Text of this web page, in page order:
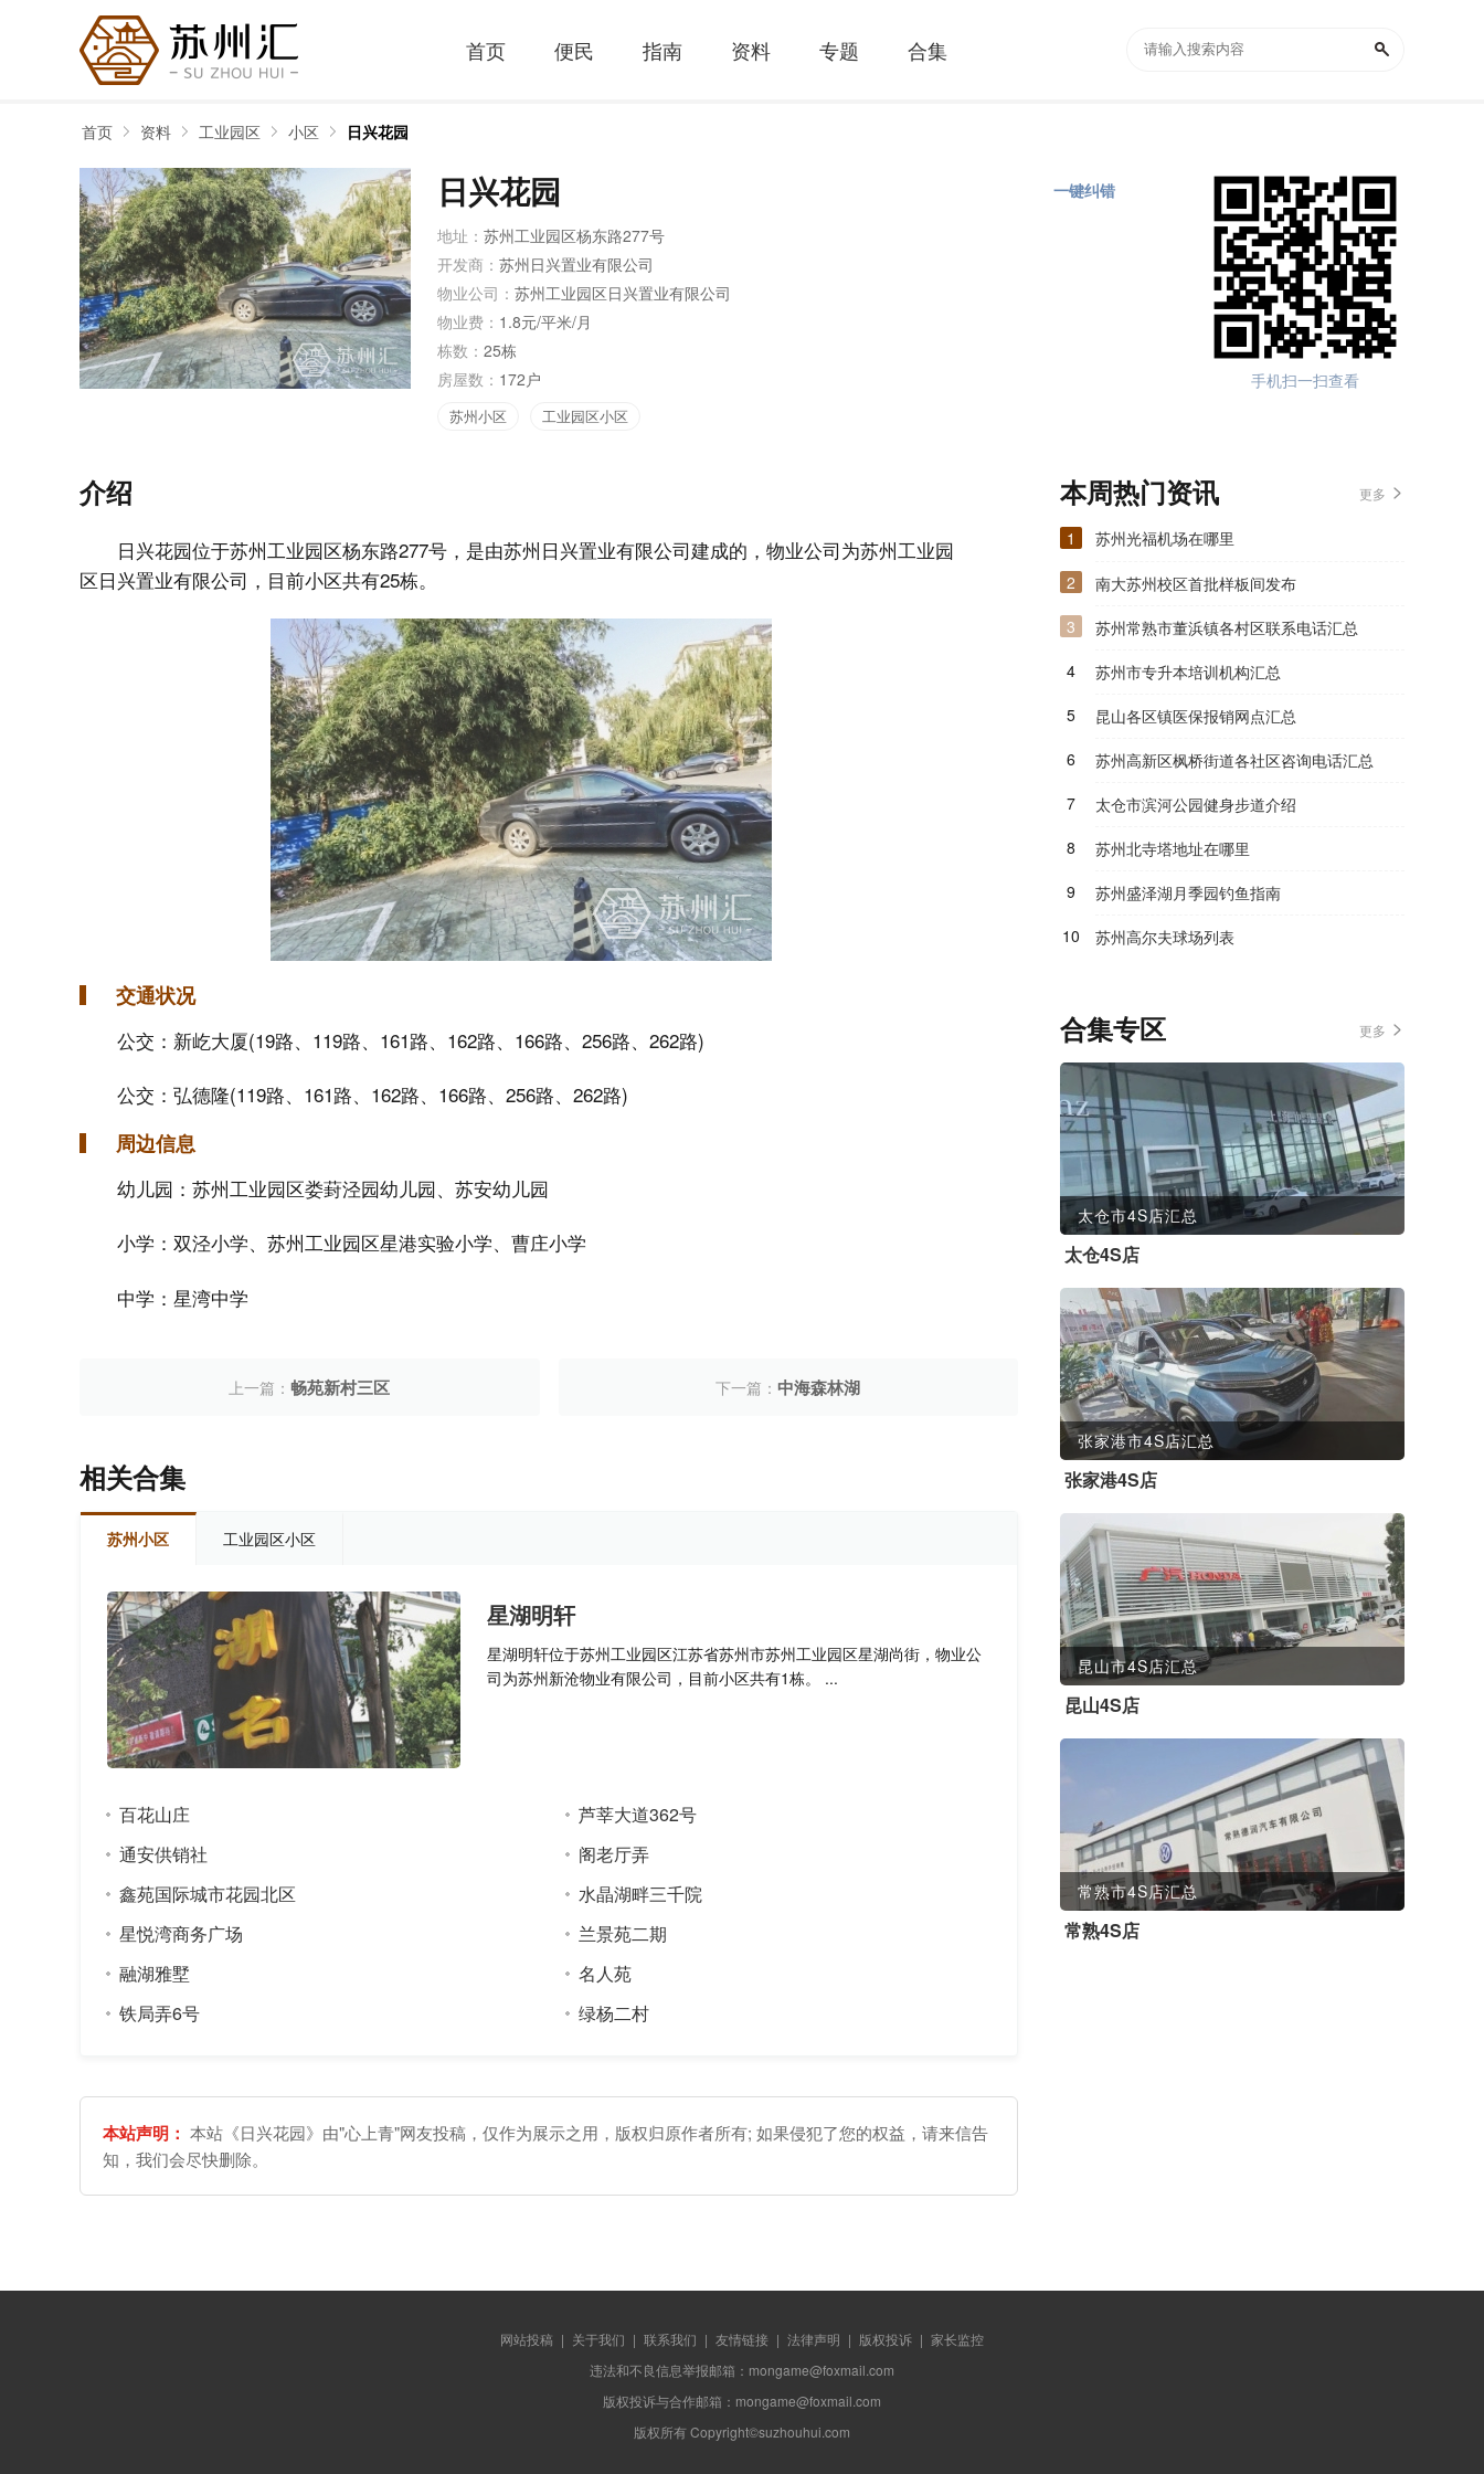
首页 便民 指南 资料 专题 合集
首页 资料 工业园区 小区 日兴花园
手机扫一扫查看
日兴花园
地址： 苏州工业园区杨东路277号
开发商： 苏州日兴置业有限公司
物业公司： 苏州工业园区日兴置业有限公司
物业费： 1.8元/平米/月
栋数： 25栋
房屋数： 172户
苏州小区 工业园区小区
一键纠错
介绍
日兴花园位于苏州工业园区杨东路277号，是由苏州日兴置业有限公司建成的，物业公司为苏州工业园
区日兴置业有限公司，目前小区共有25栋。
交通状况
公交：新屹大厦(19路、119路、161路、162路、166路、256路、262路)
公交：弘德隆(119路、161路、162路、166路、256路、262路)
周边信息
幼儿园：苏州工业园区娄葑泾园幼儿园、苏安幼儿园
小学：双泾小学、苏州工业园区星港实验小学、曹庄小学
中学：星湾中学
上一篇：畅苑新村三区 下一篇：中海森林湖
相关合集
苏州小区 工业园区小区
星湖明轩
星湖明轩位于苏州工业园区江苏省苏州市苏州工业园区星湖尚街，物业公
司为苏州新沧物业有限公司，目前小区共有1栋。 ...
百花山庄
通安供销社
鑫苑国际城市花园北区
星悦湾商务广场
融湖雅墅
铁局弄6号
芦莘大道362号
阁老厅弄
水晶湖畔三千院
兰景苑二期
名人苑
绿杨二村
本站声明： 本站《日兴花园》由"心上青"网友投稿，仅作为展示之用，版权归原作者所有; 如果侵犯了您的权益，请来信告
知，我们会尽快删除。
本周热门资讯 更多
1
苏州光福机场在哪里
2
南大苏州校区首批样板间发布
3
苏州常熟市董浜镇各村区联系电话汇总
4
苏州市专升本培训机构汇总
5
昆山各区镇医保报销网点汇总
6
苏州高新区枫桥街道各社区咨询电话汇总
7
太仓市滨河公园健身步道介绍
8
苏州北寺塔地址在哪里
9
苏州盛泽湖月季园钓鱼指南
10
苏州高尔夫球场列表
合集专区 更多
太仓市4S店汇总
太仓4S店
张家港市4S店汇总
张家港4S店
昆山市4S店汇总
昆山4S店
常熟市4S店汇总
常熟4S店
网站投稿 | 关于我们 | 联系我们 | 友情链接 | 法律声明 | 版权投诉 | 家长监控
违法和不良信息举报邮箱：mongame@foxmail.com
版权投诉与合作邮箱：mongame@foxmail.com
版权所有 Copyright©suzhouhui.com